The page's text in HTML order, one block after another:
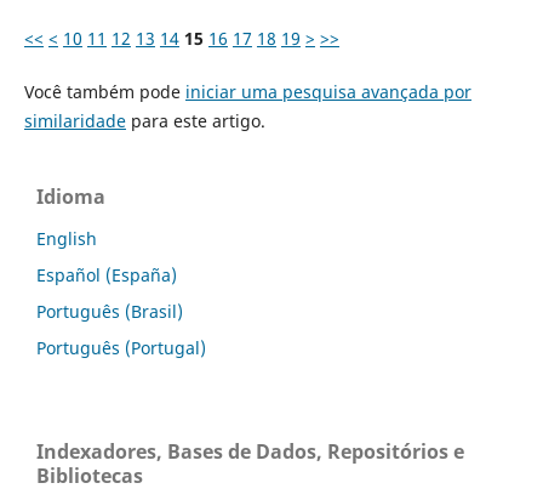
<< < 10 11 12 13 14 15 16 17 18 19 > >>
Você também pode iniciar uma pesquisa avançada por
similaridadepara este artigo.
Idioma
English
Español (España)
Português (Brasil)
Português (Portugal)
Indexadores, Bases de Dados, Repositórios e
Bibliotecas